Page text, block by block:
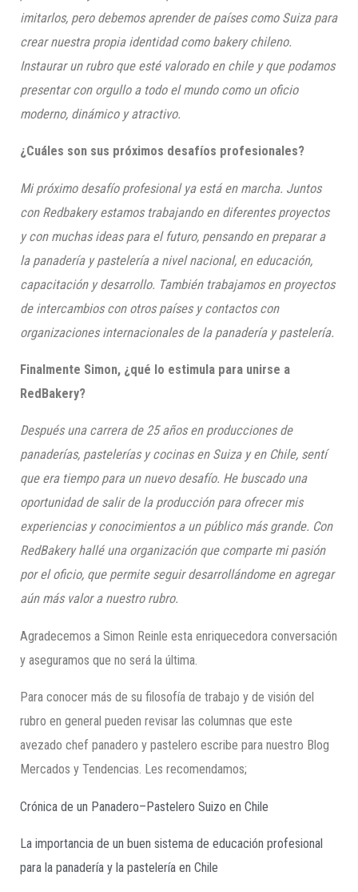
imitarlos, pero debemos aprender de países como Suiza para
crear nuestra propia identidad como bakerychileno.
Instaurar un rubro que esté valorado en chile y que podamos
presentar con orgullo a todo el mundo como un oficio
moderno, dinámico y atractivo.
¿Cuáles son sus próximos desafíos profesionales?
Mi próximo desafío profesional ya está en marcha. Juntos
con Redbakeryestamos trabajando en diferentes proyectos
y con muchas ideas para el futuro, pensando en preparar a
la panadería y pastelería a nivel nacional, en educación,
capacitación y desarrollo. También trabajamos en proyectos
de intercambios con otros países y contactos con
organizaciones internacionales de la panadería y pastelería.
Finalmente Simon, ¿qué lo estimula para unirse a
RedBakery?
Después una carrera de 25 años en producciones de
panaderías, pastelerías y cocinas en Suiza y en Chile, sentí
que era tiempo para un nuevo desafío. He buscado una
oportunidad de salir de la producción para ofrecer mis
experiencias y conocimientos a un público más grande. Con
RedBakeryhallé una organización que comparte mi pasión
por el oficio, que permite seguir desarrollándome en agregar
aún más valor a nuestro rubro.
Agradecemos a Simon Reinle esta enriquecedora conversación
y aseguramos que no será la última.
Para conocer más de su filosofía de trabajo y de visión del
rubro en general pueden revisar las columnas que este
avezado chef panadero y pastelero escribe para nuestro Blog
Mercados y Tendencias. Les recomendamos;
Crónica de un Panadero–Pastelero Suizo en Chile
La importancia de un buen sistema de educación profesional
para la panadería y la pastelería en Chile